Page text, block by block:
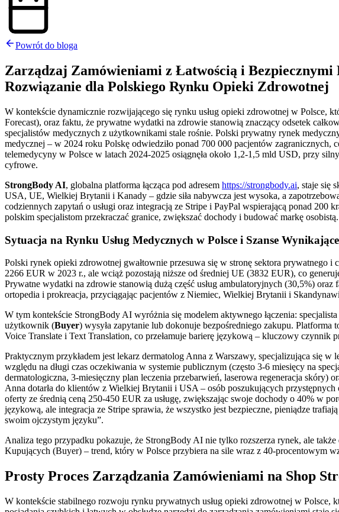
Powrót do bloga
Zarządzaj Zamówieniami z Łatwością i
Rozwiązanie dla Polskiego Rynku Opieki Zdrowotnej
W kontekście dynamicznie rozwijającego się rynku usług opieki zdrowotnej w Polsce,
Forecast), oraz faktu, że prywatne wydatki na zdrowie stanowią znaczący odsetek
specjalistów medycznych z użytkownikami stale rośnie. Polski prywatny rynek
medycznej – w 2024 roku Polskę odwiedziło ponad 700 000 pacjentów
telemedycyny w Polsce w latach 2024-2025 osiągnęła około 1,2-1,5 mld USD, przy
cyfrowe.
StrongBody AI, globalna platforma łącząca pod adresem https://strongbody.ai, staje się
USA, UE, Wielkiej Brytanii i Kanady – gdzie siła nabywcza jest wysoka, a
codziennych zapytań o usługi oraz integracją ze Stripe i PayPal wspierającą ponad
polskim specjalistom przekraczać granice, zwiększać dochody i budować markę osobistą.
Sytuacja na Rynku Usług Medycznych w Polsce i Szanse
Polski rynek opieki zdrowotnej gwałtownie przesuwa się w stronę sektora prywatnego
2266 EUR w 2023 r., ale wciąż pozostają niższe od średniej UE (3832 EUR), co
Prywatne wydatki na zdrowie stanowią dużą część usług ambulatoryjnych (30,5%)
ortopedia i prokreacja, przyciągając pacjentów z Niemiec, Wielkiej Brytanii i
W tym kontekście StrongBody AI wyróżnia się modelem aktywnego łączenia: specjalista
użytkownik (Buyer) wysyła zapytanie lub dokonuje bezpośredniego zakupu.
Voice Translate i Text Translation, co przełamuje barierę językową – kluczowy czynnik
Praktycznym przykładem jest lekarz dermatolog Anna z Warszawy, specjalizująca się
względu na długi czas oczekiwania w systemie publicznym (często 3-6 miesięcy na
dermatologiczna, 3-miesięczny plan leczenia przebarwień, laserowa regeneracja
Anna dotarła do klientów z Wielkiej Brytanii i USA – osób poszukujących
oferty ze średnią ceną 250-450 EUR za usługę, zwiększając swoje dochody o 40% w
językową, ale integracja ze Stripe sprawia, że wszystko jest bezpieczne, pieniądze
swoim ojczystym języku”.
Analiza tego przypadku pokazuje, że StrongBody AI nie tylko rozszerza rynek, ale
Kupujących (Buyer) – trend, który w Polsce przybiera na sile wraz z 40-procentowym
Prosty Proces Zarządzania Zamówieniami na Shop
W kontekście stabilnego rozwoju rynku prywatnych usług opieki zdrowotnej w Polsce,